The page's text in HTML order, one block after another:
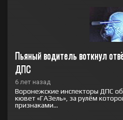
Пьяный водитель воткнул
ДПС
6 лет назад
Воронежские инспекторы ДПС
кювет «ГАЗель», за рулём
признаками...